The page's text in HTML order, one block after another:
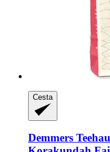
Cesta
Demmers